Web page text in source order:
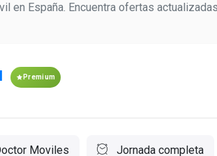
España. Encuentra ofertas
Premium
Moviles Jornada completa